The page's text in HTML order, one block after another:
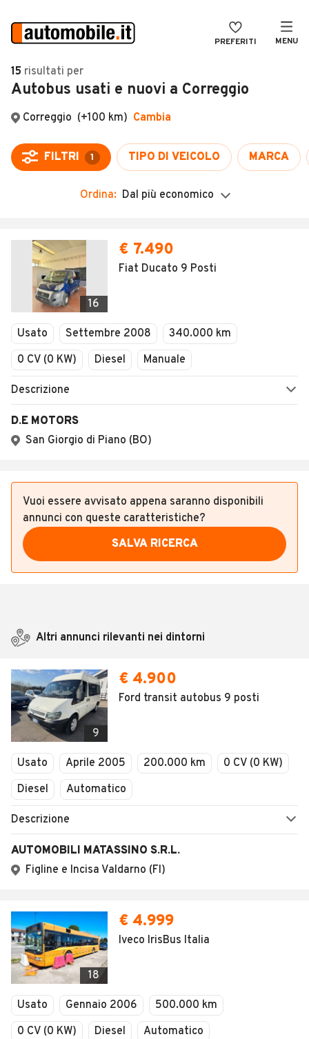
PREFERITI MENU
Auto
Auto usate
Auto Km 0
Auto Nuove
Noleggio a lungo termine
Moto
Camper
Veicoli Commerciali
Concessionari
VENDI
MAGAZINE
ACCEDI
15 risultati per
Autobus usati e nuovi a Correggio
Ordina: Dal più economico
16
€ 7.490
Fiat Ducato 9 Posti
Usato Settembre 2008
340.000 km
0 CV (0 KW)
Diesel Manuale
Descrizione
D.E MOTORS
San Giorgio di Piano (BO)
Vuoi essere avvisato appena saranno disponibili
annunci con queste caratteristiche?
SALVA RICERCA
Altri annunci rilevanti nei dintorni
9
€ 4.900
Ford transit autobus 9 posti
Usato Aprile 2005 200.000 km
0 CV (0 KW)
Diesel
Automatico
Descrizione
AUTOMOBILI MATASSINO S.R.L.
Figline e Incisa Valdarno (FI)
18
€ 4.999
Iveco IrisBus Italia
Usato Gennaio 2006
500.000 km
0 CV (0 KW)
Diesel Automatico